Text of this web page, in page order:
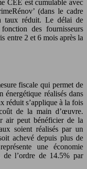
CEE est cumulable avec
(dans le cadre
taux réduit. Le délai de
des fournisseurs
entre 2 et 6 mois après la
fiscale qui permet de
énergétique réalisés dans
réduit s’applique à la fois
de la main d’œuvre.
air peut bénéficier de la
soient réalisés par un
achevé depuis plus de
une économie
l’ordre de 14.5% par